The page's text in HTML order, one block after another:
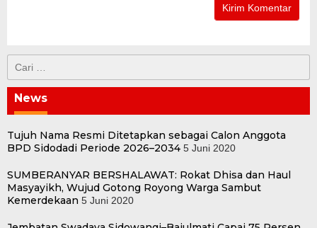
untuk:
News
Tujuh Nama Resmi Ditetapkan sebagai Calon Anggota
BPD Sidodadi Periode 2026–2034 5 Juni 2020
SUMBERANYAR BERSHALAWAT: Rokat Dhisa dan Haul
Masyayikh, Wujud Gotong Royong Warga Sambut
Kemerdekaan 5 Juni 2020